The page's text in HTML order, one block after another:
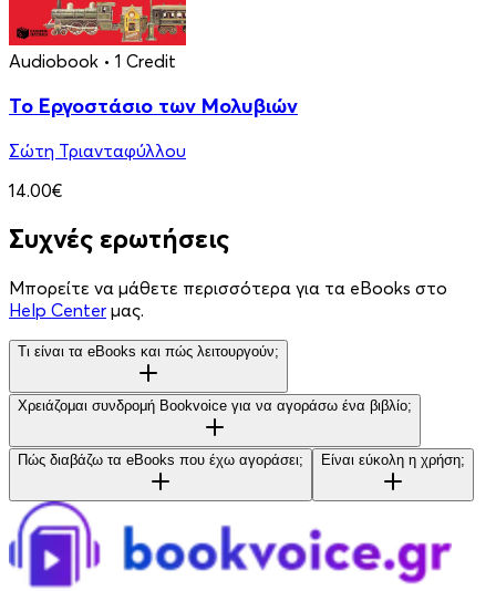
Audiobook • 1 Credit
Το Εργοστάσιο των Μολυβιών
Σώτη Τριανταφύλλου
14.00€
Συχνές ερωτήσεις
Μπορείτε να μάθετε περισσότερα για τα eBooks στο
Help Center μας.
Τι είναι τα eBooks και πώς λειτουργούν;
Χρειάζομαι συνδρομή Bookvoice για να αγοράσω ένα βιβλίο;
Πώς διαβάζω τα eBooks που έχω αγοράσει; Είναι εύκολη η χρήση;